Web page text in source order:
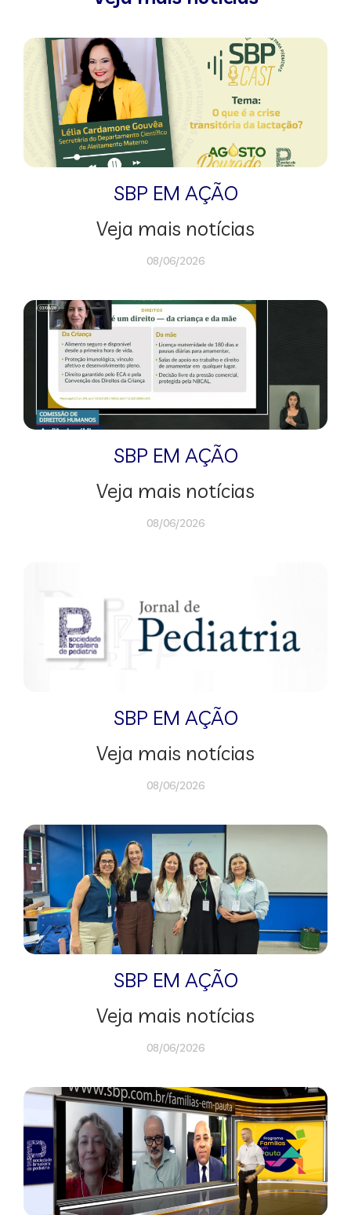
SBP EM AÇÃO
Veja mais notícias
08/06/2026
SBP EM AÇÃO
Veja mais notícias
08/06/2026
SBP EM AÇÃO
Veja mais notícias
08/06/2026
SBP EM AÇÃO
Veja mais notícias
08/06/2026